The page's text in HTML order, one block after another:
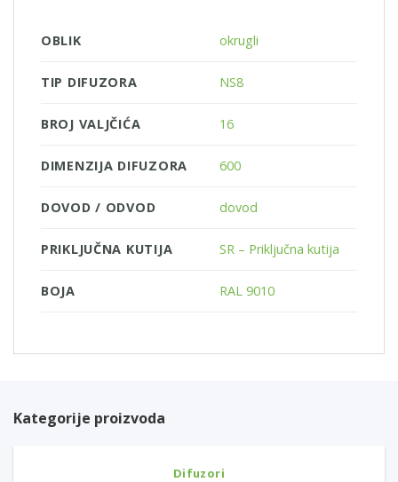
OBLIK okrugli
TIP DIFUZORA NS8
BROJ VALJČIĆA 16
DIMENZIJA DIFUZORA 600
DOVOD / ODVOD dovod
PRIKLJUČNA KUTIJA SR – Priključna kutija
BOJA RAL 9010
Kategorije proizvoda
Difuzori